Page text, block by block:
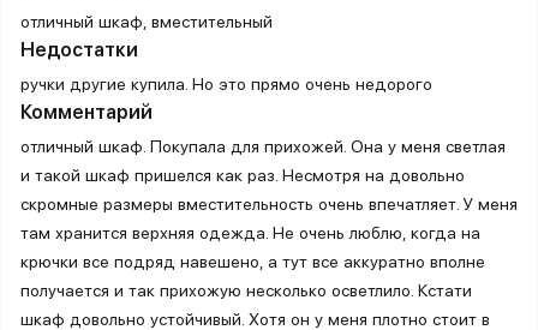
отличный шкаф, вместительный
Недостатки
ручки другие купила. Но это прямо очень недорого
Комментарий
отличный шкаф. Покупала для прихожей. Она у меня светлая
и такой шкаф пришелся как раз. Несмотря на довольно
скромные размеры вместительность очень впечатляет. У меня
там хранится верхняя одежда. Не очень люблю, когда на
крючки все подряд навешено, а тут все аккуратно вполне
получается и так прихожую несколько осветлило. Кстати
шкаф довольно устойчивый. Хотя он у меня плотно стоит в